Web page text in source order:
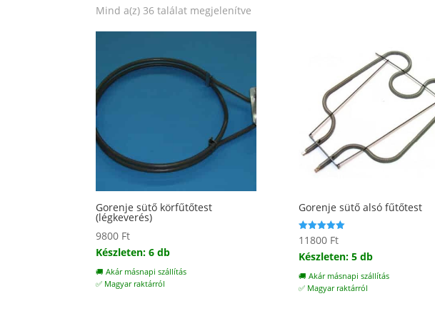
Mind a(z) 36 találat megjelenítve
Gorenje sütő körfűtőtest
(légkeverés)
9800 Ft
Készleten: 6 db
🚚 Akár másnapi szállítás
✅ Magyar raktárról
Gorenje sütő alsó fűtőtest
Értékelés:
5.00
/ 5
11800 Ft
Készleten: 5 db
🚚 Akár másnapi szállítás
✅ Magyar raktárról